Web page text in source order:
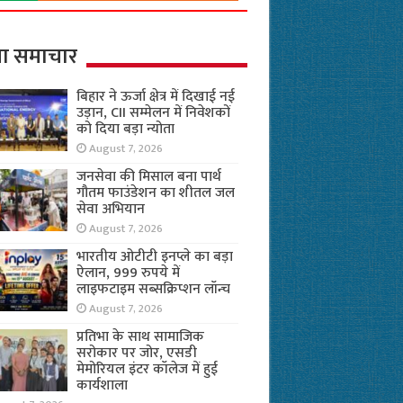
समाचार
बिहार ने ऊर्जा क्षेत्र में दिखाई नई
उड़ान, CII सम्मेलन में निवेशकों
को दिया बड़ा न्योता
August 7, 2026
जनसेवा की मिसाल बना पार्थ
गौतम फाउंडेशन का शीतल जल
सेवा अभियान
August 7, 2026
भारतीय ओटीटी इनप्ले का बड़ा
ऐलान, 999 रुपये में
लाइफटाइम सब्सक्रिप्शन लॉन्च
August 7, 2026
प्रतिभा के साथ सामाजिक
सरोकार पर जोर, एसडी
मेमोरियल इंटर कॉलेज में हुई
कार्यशाला